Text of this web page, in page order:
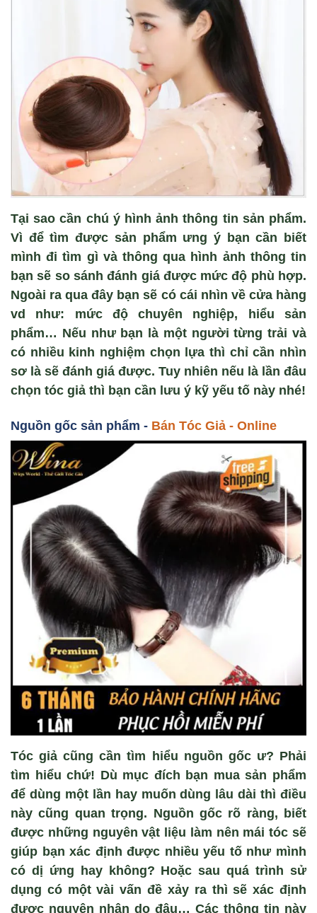
Tại sao cần chú ý hình ảnh thông tin sản phẩm.
Vì để tìm được sản phẩm ưng ý bạn cần biết
mình đi tìm gì và thông qua hình ảnh thông tin
bạn sẽ so sánh đánh giá được mức độ phù hợp.
Ngoài ra qua đây bạn sẽ có cái nhìn về cửa hàng
vd như: mức độ chuyên nghiệp, hiểu sản
phẩm… Nếu như bạn là một người từng trải và
có nhiều kinh nghiệm chọn lựa thì chỉ cần nhìn
sơ là sẽ đánh giá được. Tuy nhiên nếu là lần đâu
chọn tóc giả thì bạn cần lưu ý kỹ yếu tố này nhé!
Nguồn gốc sản phẩm - Bán Tóc Giả - Online
Tóc giả cũng cần tìm hiểu nguồn gốc ư? Phải
tìm hiểu chứ! Dù mục đích bạn mua sản phẩm
để dùng một lần hay muốn dùng lâu dài thì điều
này cũng quan trọng. Nguồn gốc rõ ràng, biết
được những nguyên vật liệu làm nên mái tóc sẽ
giúp bạn xác định được nhiều yếu tố như mình
có dị ứng hay không? Hoặc sau quá trình sử
dụng có một vài vấn đề xảy ra thì sẽ xác định
được nguyên nhân do đâu… Các thông tin này